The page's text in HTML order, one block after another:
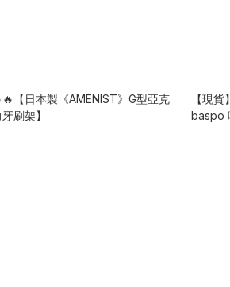
【日本製《AMENIST》G型亞克
刷架】
【現
baspo